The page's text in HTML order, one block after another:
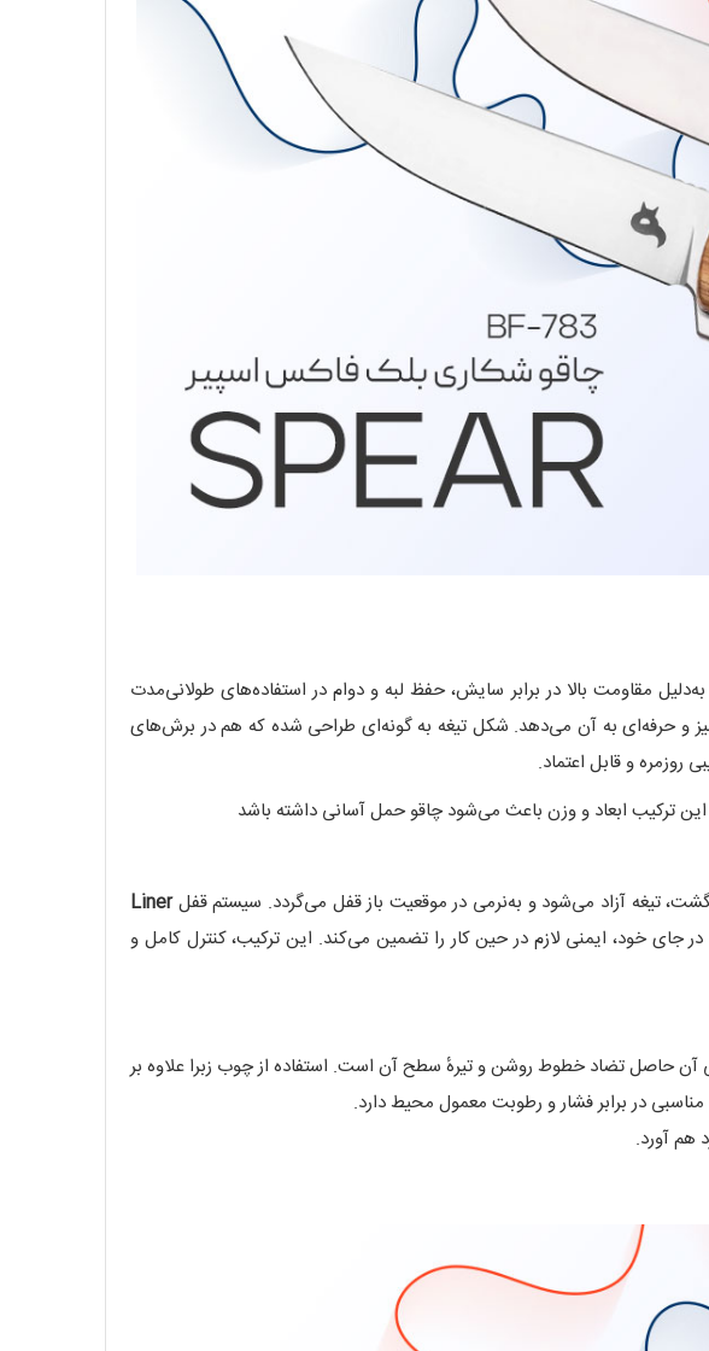
مقاومت بالا در برابر سایش، حفظ لبه و دوام در استفاده‌های طولانی‌مدت
و حرفه‌ای به آن می‌دهد. شکل تیغه به گونه‌ای طراحی شده که هم در برش‌های
و قابل اعتماد.
ترکیب ابعاد و وزن باعث می‌شود چاقو حمل آسانی داشته باشد
تیغه آزاد می‌شود و به‌نرمی در موقعیت باز قفل می‌گردد. سیستم قفلLiner
جای خود، ایمنی لازم در حین کار را تضمین می‌کند. این ترکیب، کنترل کامل و
آن حاصل تضاد خطوط روشن و تیرهٔ سطح آن است. استفاده از چوب زبرا علاوه بر
در برابر فشار و رطوبت معمول محیط دارد.